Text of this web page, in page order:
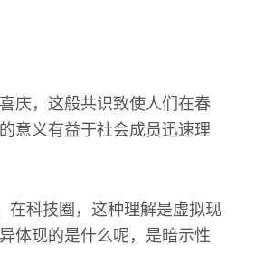
庆，这般共识致使人们在春
意义有益于社会成员迅速理
在科技圈，这种理解是虚拟现
体现的是什么呢，是暗示性